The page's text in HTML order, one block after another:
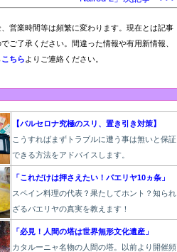
営業時間等は頻繁に変わります。現在とは記事
ご了承ください。間違った情報や有用新情報、
こちら よりご連絡ください。
【バルセロナ究極のスリ、置き引き対策】
こうすればまずトラブルに遭う事は無いと保証
できる方法をアドバイスします。
「これだけは押さえたい！パエリヤ10ヵ条」
スペイン料理の代表？果たしてホント？知られ
ざるパエリヤの真実を教えます！
「必見！人間の塔は世界無形文化遺産」
カタルーニャ名物の人間の塔。以前より開催頻